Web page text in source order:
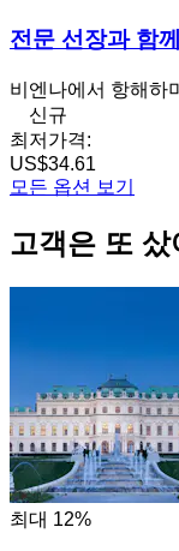
전문 선장과 함
비엔나에서 항해하
신규
최저가격:
US$34.61
모든 옵션 보기
고객은 또 샀
최대 12%